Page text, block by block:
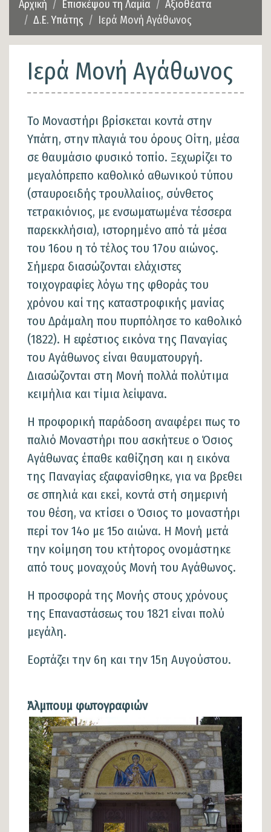
Αρχική Επισκέψου τη Λαμία
Αξιοθέατα
Δ.Ε. Υπάτης
Ιερά Μονή Αγάθωνος
Ιερά Μονή Αγάθωνος
Το Μοναστήρι βρίσκεται κοντά στην
Υπάτη, στην πλαγιά του όρους Οίτη, μέσα
σε θαυμάσιο φυσικό τοπίο. Ξεχωρίζει το
μεγαλόπρεπο καθολικό αθωνικού τύπου
(σταυροειδής τρουλλαίιος, σύνθετος
τετρακιόνιος, με ενσωματωμένα τέσσερα
παρεκκλήσια), ιστορημένο από τά μέσα
του 16ου η τό τέλος του 17ου αιώνος.
Σήμερα διασώζονται ελάχιστες
τοιχογραφίες λόγω της φθοράς του
χρόνου καί της καταστροφικής μανίας
του Δράμαλη που πυρπόλησε το καθολικό
(1822). Η εφέστιος εικόνα της Παναγίας
του Αγάθωνος είναι θαυματουργή.
Διασώζονται στη Μονή πολλά πολύτιμα
κειμήλια και τίμια λείψανα.
Η προφορική παράδοση αναφέρει πως το
παλιό Μοναστήρι που ασκήτευε ο Όσιος
Αγάθωνας έπαθε καθίζηση και η εικόνα
της Παναγίας εξαφανίσθηκε, για να βρεθει
σε σπηλιά και εκεί, κοντά στή σημερινή
του θέση, να κτίσει ο Όσιος το μοναστήρι
περί τον 14ο με 15ο αιώνα. Η Μονή μετά
την κοίμηση του κτήτορος ονομάστηκε
από τους μοναχούς Μονή του Αγάθωνος.
Η προσφορά της Μονής στους χρόνους
της Επαναστάσεως του 1821 είναι πολύ
μεγάλη.
Εορτάζει την 6η και την 15η Αυγούστου.
Άλμπουμ φωτογραφιών
Φωτογραφίες